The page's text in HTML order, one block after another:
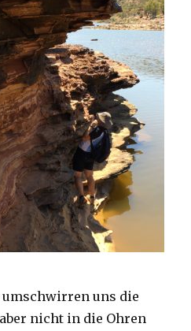
umschwirren uns die
nicht in die Ohren